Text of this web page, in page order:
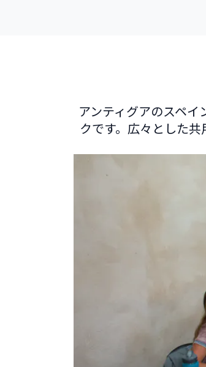
アンティグアのスペ
クです。広々とした